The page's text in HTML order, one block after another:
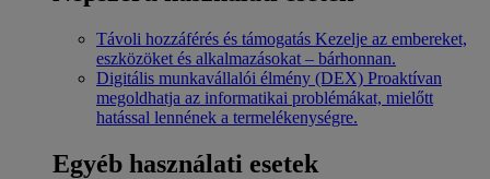
Távoli hozzáférés és támogatás Kezelje az embereket,
eszközöket és alkalmazásokat – bárhonnan.
Digitális munkavállalói élmény (DEX) Proaktívan
megoldhatja az informatikai problémákat, mielőtt
hatással lennének a termelékenységre.
Egyéb használati esetek